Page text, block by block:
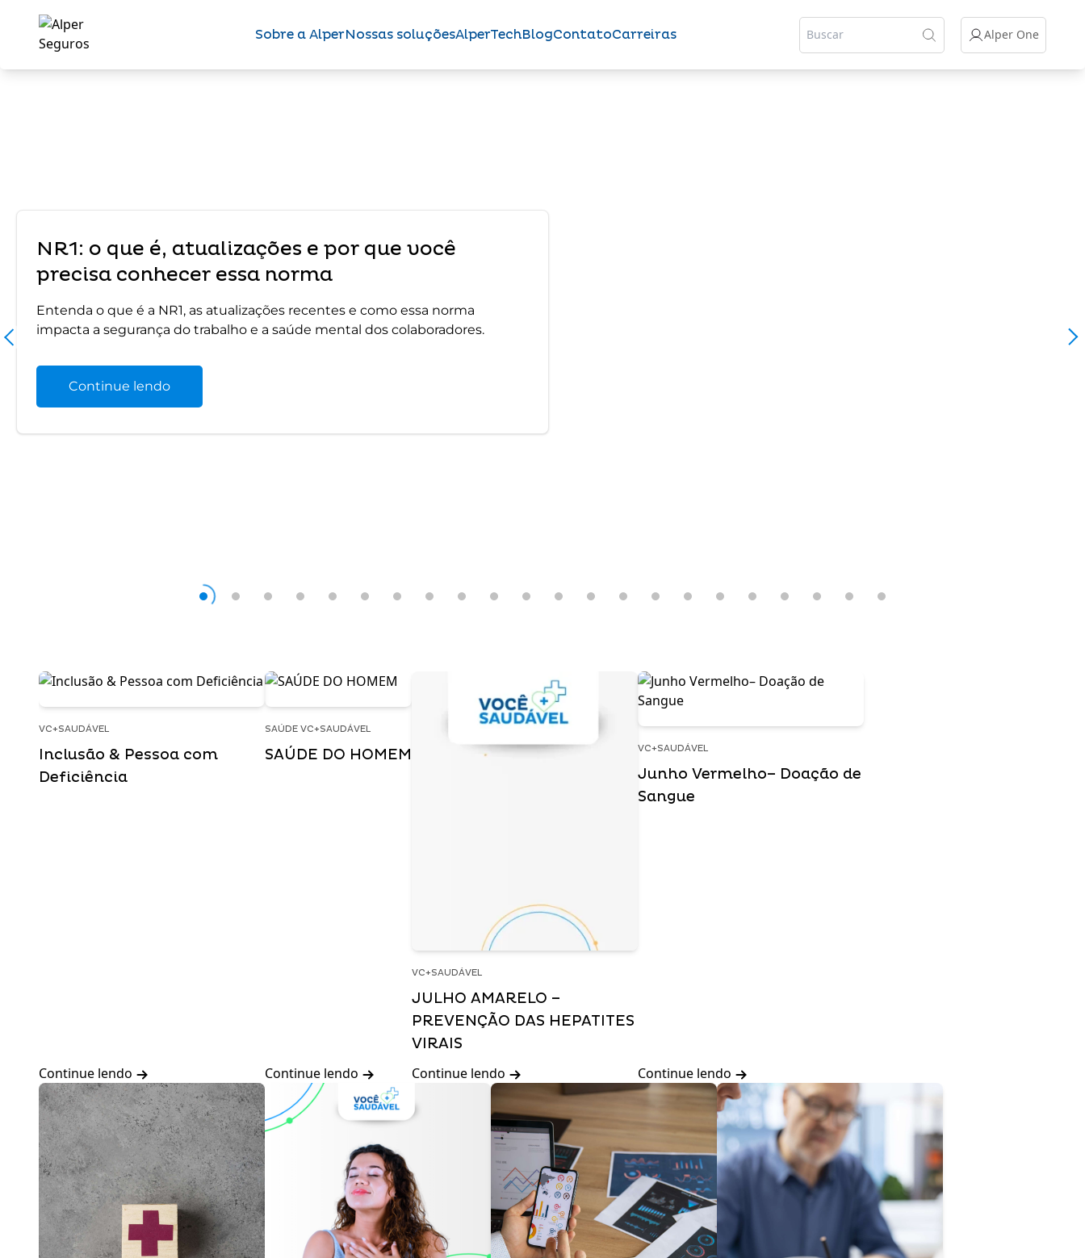
Sobre a AlperNossas soluçõesAlperTechBlogContatoCarreiras Alper One
NR1: o que é, atualizações e por que você
precisa conhecer essa norma
Entenda o que é a NR1, as atualizações recentes e como essa norma
impacta a segurança do trabalho e a saúde mental dos colaboradores.
Continue lendo
VC+SAUDÁVEL
Inclusão & Pessoa com
Deficiência
Continue lendo
SAÚDE VC+SAUDÁVEL
SAÚDE DO HOMEM
Continue lendo
VC+SAUDÁVEL
JULHO AMARELO –
PREVENÇÃO DAS HEPATITES
VIRAIS
Continue lendo
VC+SAUDÁVEL
Junho Vermelho– Doação de
Sangue
Continue lendo